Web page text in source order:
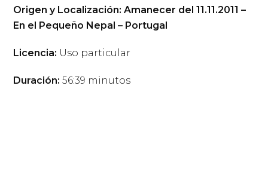
Origen y Localización: Amanecer del 11.11.2011 –
En el Pequeño Nepal – Portugal
Licencia: Uso particular
Duración: 56:39 minutos